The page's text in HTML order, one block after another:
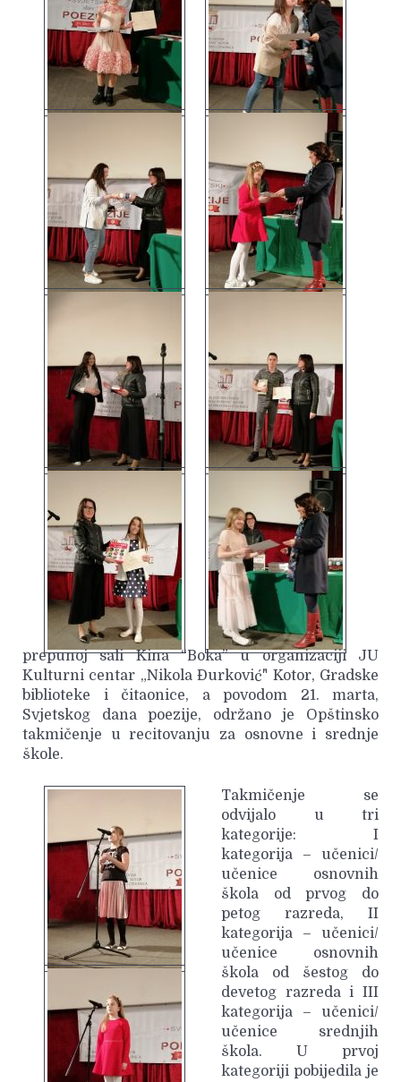
prepunoj sali Kina “Boka” u organizaciji JU
Kulturni centar „Nikola Đurković" Kotor, Gradske
biblioteke i čitaonice, a povodom 21. marta,
Svjetskog dana poezije, održano je Opštinsko
takmičenje u recitovanju za osnovne i srednje
škole.
Takmičenje se
odvijalo u tri
kategorije: I
kategorija – učenici/
učenice osnovnih
škola od prvog do
petog razreda, II
kategorija – učenici/
učenice osnovnih
škola od šestog do
devetog razreda i III
kategorija – učenici/
učenice srednjih
škola. U prvoj
kategoriji pobijedila je